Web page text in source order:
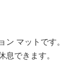
マットです。
できます。